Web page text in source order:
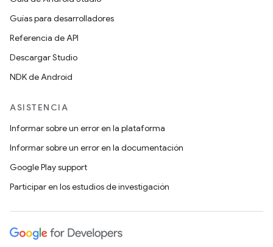
Guías para desarrolladores
Referencia de API
Descargar Studio
NDK de Android
ASISTENCIA
Informar sobre un error en la plataforma
Informar sobre un error en la documentación
Google Play support
Participar en los estudios de investigación